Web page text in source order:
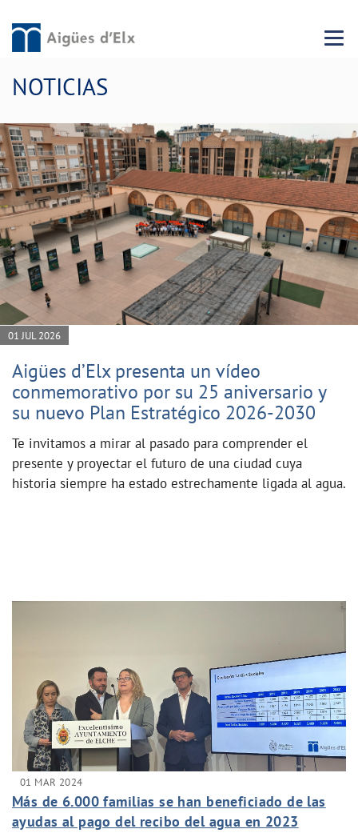
Menu
NOTICIAS
01 JUL 2026
Aigües d’Elx presenta un vídeo
conmemorativo por su 25 aniversario y
su nuevo Plan Estratégico 2026-2030
Te invitamos a mirar al pasado para comprender el
presente y proyectar el futuro de una ciudad cuya
historia siempre ha estado estrechamente ligada al agua.
01 MAR 2024
Más de 6.000 familias se han beneficiado de las
ayudas al pago del recibo del agua en 2023